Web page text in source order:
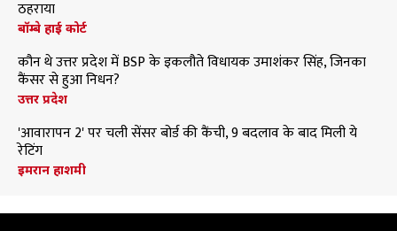
ठहराया
बॉम्बे हाई कोर्ट
कौन थे उत्तर प्रदेश में BSP के इकलौते विधायक उमाशंकर सिंह, जिनका
कैंसर से हुआ निधन?
उत्तर प्रदेश
'आवारापन 2' पर चली सेंसर बोर्ड की कैंची, 9 बदलाव के बाद मिली ये
रेटिंग
इमरान हाशमी